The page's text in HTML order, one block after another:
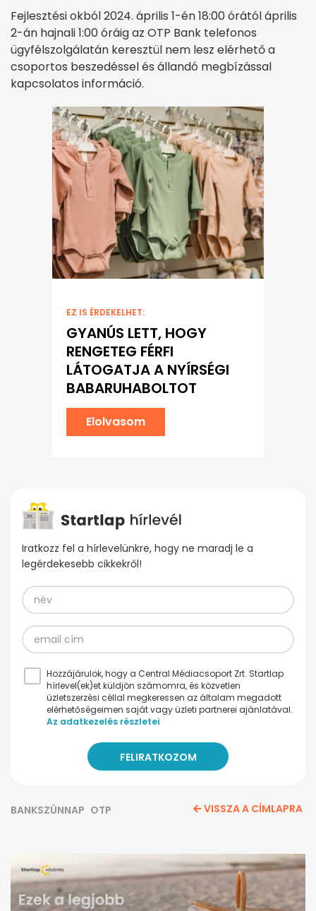
Fejlesztési okból 2024. április 1-én 18:00 órától április
2-án hajnali 1:00 óráig az OTP Bank telefonos
ügyfélszolgálatán keresztül nem lesz elérhető a
csoportos beszedéssel és állandó megbízással
kapcsolatos információ.
EZ IS ÉRDEKELHET:
GYANÚS LETT, HOGY
RENGETEG FÉRFI
LÁTOGATJA A NYÍRSÉGI
BABARUHABOLTOT
Elolvasom
Iratkozz fel a hírlevelünkre, hogy ne maradj le a
legérdekesebb cikkekről!
Hozzájárulok, hogy a Central Médiacsoport Zrt. Startlap
hírlevel(ek)et küldjön számomra, és közvetlen
üzletszerzési céllal megkeressen az általam megadott
elérhetőségeimen saját vagy üzleti partnerei ajánlatával.
Az adatkezelés részletei
BANKSZÜNNAP OTP VISSZA A CÍMLAPRA